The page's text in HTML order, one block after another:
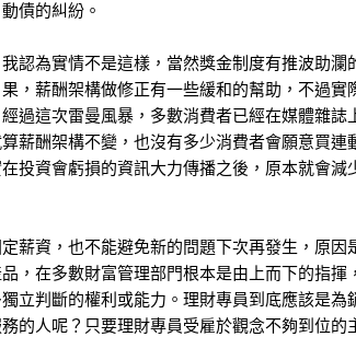
動債的糾紛。
我認為實情不是這樣，當然獎金制度有推波助瀾
果，薪酬架構做修正有一些緩和的幫助，不過實
經過這次雷曼風暴，多數消費者已經在媒體雜誌
薪酬架構不變，也沒有多少消費者會願意買連
投資會虧損的資訊大力傳播之後，原本就會減
薪資，也不能避免新的問題下次再發生，原因
，在多數財富管理部門根本是由上而下的指揮
立判斷的權利或能力。理財專員到底應該是為
的人呢？只要理財專員受雇於觀念不夠到位的